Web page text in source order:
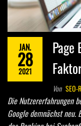
JAN.
28
2021
Page
Von SEO-
Die Nutzererfahrungen
Google demnächst neu.